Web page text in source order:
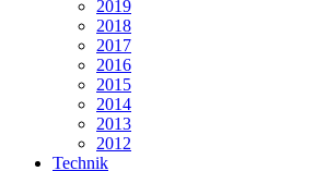
2019
2018
2017
2016
2015
2014
2013
2012
Technik